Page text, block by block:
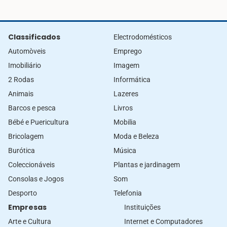
Classificados
Automòveis
Imobiliário
2 Rodas
Animais
Barcos e pesca
Bébé e Puericultura
Bricolagem
Burótica
Coleccionáveis
Consolas e Jogos
Desporto
Electrodomésticos
Emprego
Imagem
Informática
Lazeres
Livros
Mobilia
Moda e Beleza
Música
Plantas e jardinagem
Som
Telefonia
Empresas
Arte e Cultura
Instituições
Internet e Computadores